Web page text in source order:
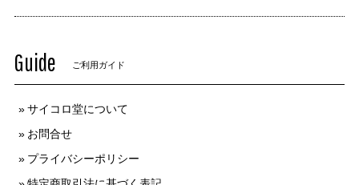
Guide ご利用ガイド
サイコロ堂について
お問合せ
プライバシーポリシー